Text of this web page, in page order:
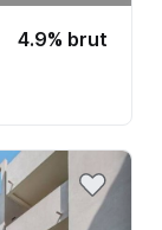
4.9% brut